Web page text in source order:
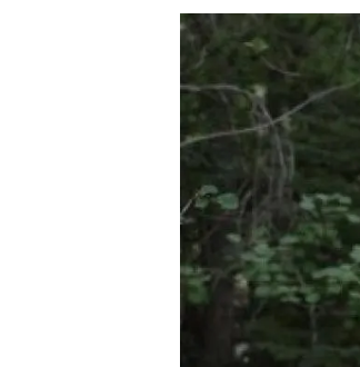
Infraestructures
Equitat, Diversitat i Inclusió (EDI)
Ciència oberta i gestió del coneixement